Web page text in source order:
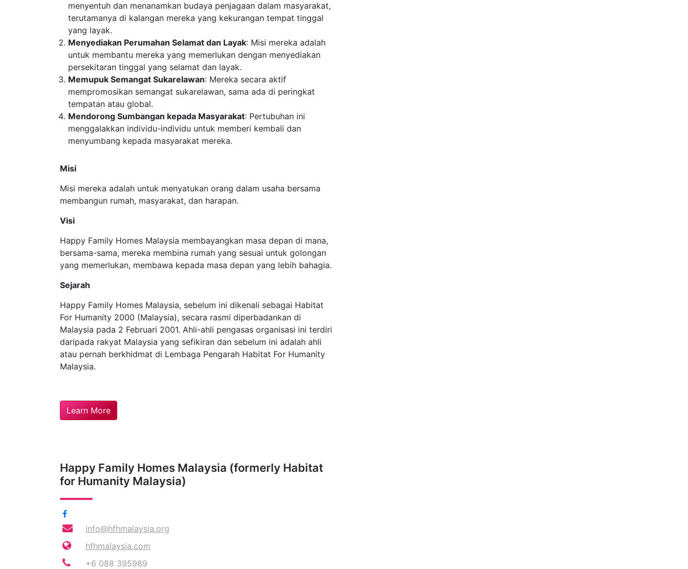
menyentuh dan menanamkan budaya penjagaan dalam masyarakat,
terutamanya di kalangan mereka yang kekurangan tempat tinggal
yang layak.
Menyediakan Perumahan Selamat dan Layak: Misi mereka adalah
untuk membantu mereka yang memerlukan dengan menyediakan
persekitaran tinggal yang selamat dan layak.
Memupuk Semangat Sukarelawan: Mereka secara aktif
mempromosikan semangat sukarelawan, sama ada di peringkat
tempatan atau global.
Mendorong Sumbangan kepada Masyarakat: Pertubuhan ini
menggalakkan individu-individu untuk memberi kembali dan
menyumbang kepada masyarakat mereka.
Misi
Misi mereka adalah untuk menyatukan orang dalam usaha bersama
membangun rumah, masyarakat, dan harapan.
Visi
Happy Family Homes Malaysia membayangkan masa depan di mana,
bersama-sama, mereka membina rumah yang sesuai untuk golongan
yang memerlukan, membawa kepada masa depan yang lebih bahagia.
Sejarah
Happy Family Homes Malaysia, sebelum ini dikenali sebagai Habitat
For Humanity 2000 (Malaysia), secara rasmi diperbadankan di
Malaysia pada 2 Februari 2001. Ahli-ahli pengasas organisasi ini terdiri
daripada rakyat Malaysia yang sefikiran dan sebelum ini adalah ahli
atau pernah berkhidmat di Lembaga Pengarah Habitat For Humanity
Malaysia.
Learn More
Happy Family Homes Malaysia (formerly Habitat
for Humanity Malaysia)
info@hfhmalaysia.org
hfhmalaysia.com
+6 088 395989